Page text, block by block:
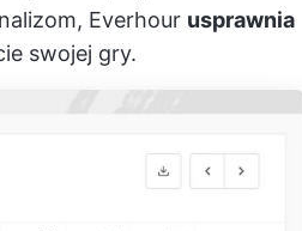
Everhour usprawnia
swojej gry.